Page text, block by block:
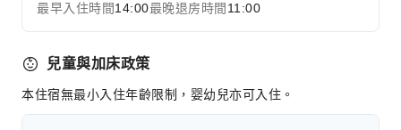
最早入住時間14:00最晚退房時間 11:00
兒童與加床政策
本住宿無最小入住年齡限制，婴幼兒亦可入住。